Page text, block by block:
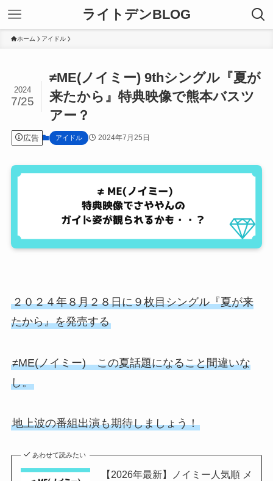
ライトデンBLOG
ホーム アイドル
≠ME(ノイミー) 9thシングル『夏が
来たから』特典映像で熊本バスツ
アー？
2024
7/25
広告 アイドル 2024年7月25日
２０２４年８月２８日に９枚目シングル『夏が来
たから』を発売する
≠ME(ノイミー) この夏話題になること間違いな
し。
地上波の番組出演も期待しましょう！
あわせて読みたい
【2026年最新】ノイミー人気順 メ